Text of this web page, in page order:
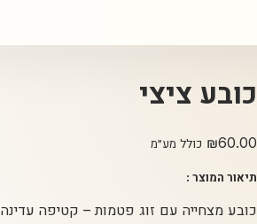
כובע ציצי
₪60.00 כולל מע״מ
תיאור המוצר :
כובע מצחייה עם זוג פטמות – קטיפה עדינה